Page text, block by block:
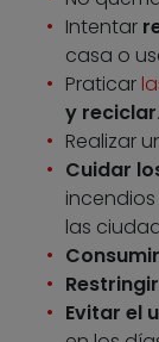
Intentar
casa o
Praticar
y reciclar.
Realizar
Cuidar
las
Evitar el